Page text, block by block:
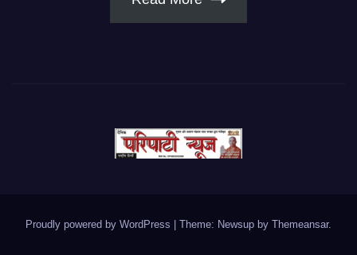
Proudly powered by WordPress Theme: Newsup by Themeansar.